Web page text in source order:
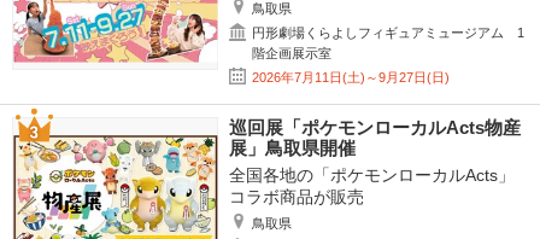
鳥取県
円形劇場くらよしフィギュアミュージアム 1
階企画展示室
2026年7月11日(土)～9月27日(日)
巡回展「ポケモンローカルActs物産
展」鳥取県開催
全国各地の「ポケモンローカルActs」
コラボ商品が販売
鳥取県